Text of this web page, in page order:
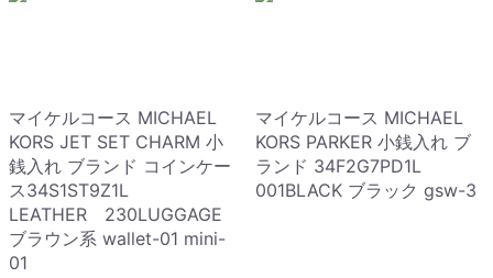
マイケルコース MICHAEL
KORS JET SET CHARM 小
銭入れ ブランド コインケー
ス34S1ST9Z1L
LEATHER 230LUGGAGE
ブラウン系 wallet-01 mini-
01
マイケルコース MICHAEL
KORS PARKER 小銭入れ ブ
ランド 34F2G7PD1L
001BLACK ブラック gsw-3